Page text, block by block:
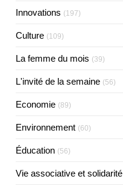
Innovations (197)
Culture (109)
La femme du mois (39)
L'invité de la semaine (56)
Economie (89)
Environnement (60)
Éducation (56)
Vie associative et solidarité